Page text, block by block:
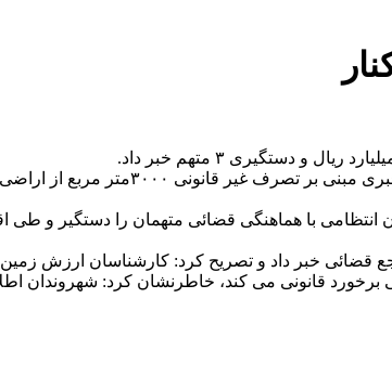
سرهنگ حسن هاشم پور با اعلام این خبر
۳ متهم در این زمینه،افزود: ماموران انتظامی با هماهنگی
تصریح کرد: کارشناسان ارزش زمین های ملی آزاد شده را ۳۰۰